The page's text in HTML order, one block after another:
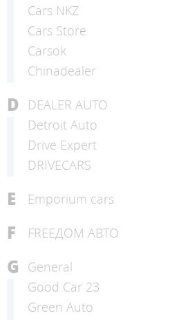
Cars NKZ
Cars Store
Carsok
Chinadealer
D
DEALER AUTO
Detroit Auto
Drive Expert
DRIVECARS
E Emporium cars
F FREEДОМ АВТО
G
General
Good Car 23
Green Auto